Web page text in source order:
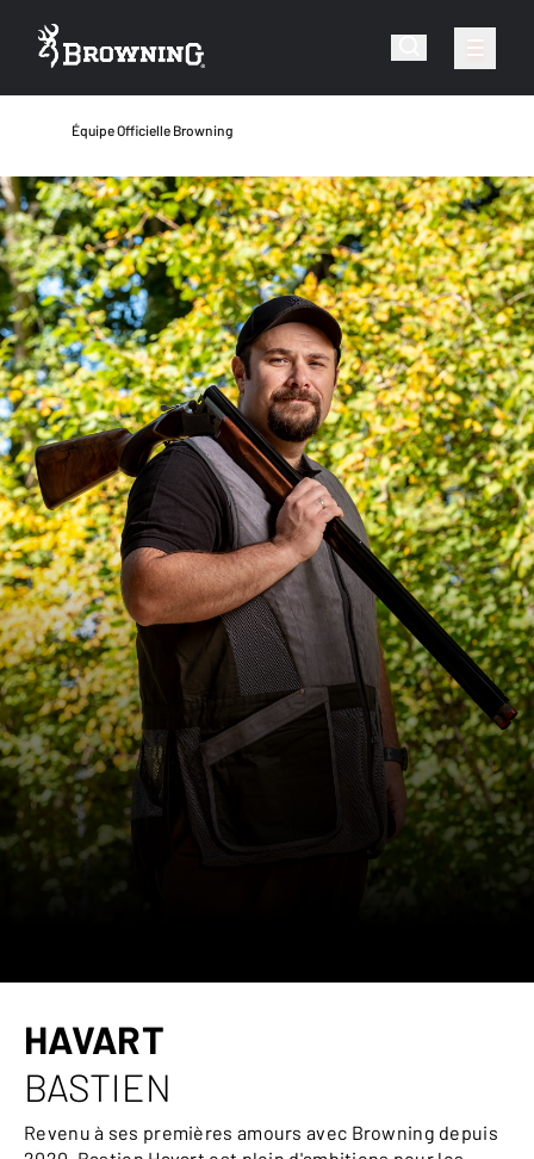
Équipe Officielle Browning
HAVART
BASTIEN
Revenu à ses premières amours avec Browning depuis